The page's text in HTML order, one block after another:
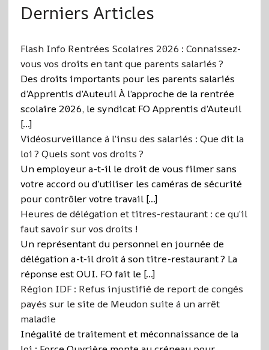
Derniers Articles
Flash Info Rentrées Scolaires 2026 : Connaissez-
vous vos droits en tant que parents salariés ?
Des droits importants pour les parents salariés
d’Apprentis d’Auteuil À l’approche de la rentrée
scolaire 2026, le syndicat FO Apprentis d’Auteuil
[…]
Vidéosurveillance à l’insu des salariés : Que dit la
loi ? Quels sont vos droits ?
Un employeur a-t-il le droit de vous filmer sans
votre accord ou d’utiliser les caméras de sécurité
pour contrôler votre travail […]
Heures de délégation et titres-restaurant : ce qu’il
faut savoir sur vos droits !
Un représentant du personnel en journée de
délégation a-t-il droit à son titre-restaurant ? La
réponse est OUI. FO fait le […]
Région IDF : Refus injustifié de report de congés
payés sur le site de Meudon suite à un arrêt
maladie
Inégalité de traitement et méconnaissance de la